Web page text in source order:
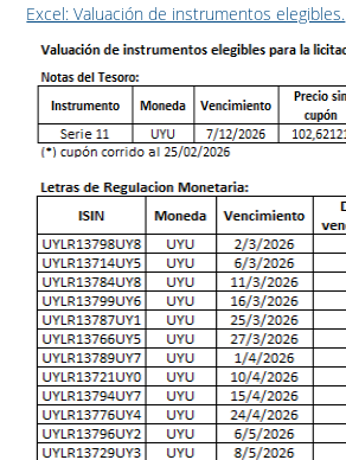
Excel: Valuación de instrumentos elegibles.